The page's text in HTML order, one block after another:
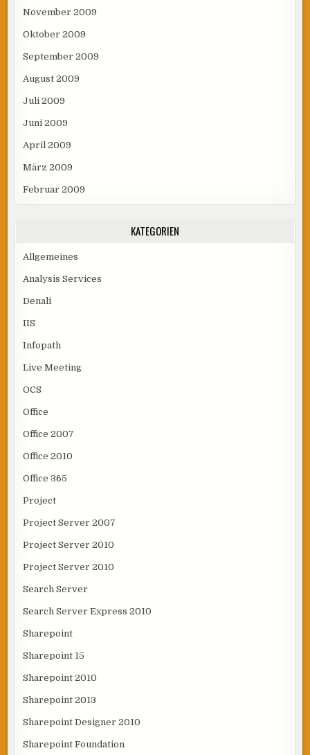
November 2009
Oktober 2009
September 2009
August 2009
Juli 2009
Juni 2009
April 2009
März 2009
Februar 2009
KATEGORIEN
Allgemeines
Analysis Services
Denali
IIS
Infopath
Live Meeting
OCS
Office
Office 2007
Office 2010
Office 365
Project
Project Server 2007
Project Server 2010
Project Server 2010
Search Server
Search Server Express 2010
Sharepoint
Sharepoint 15
Sharepoint 2010
Sharepoint 2013
Sharepoint Designer 2010
Sharepoint Foundation